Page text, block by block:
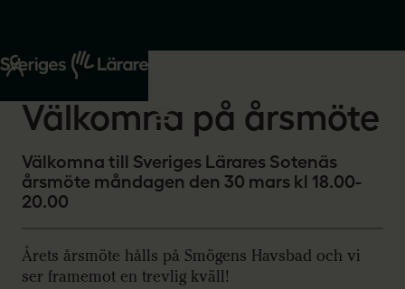
Start
Om oss
2026-02-25
Välkomna på årsmöte
Välkomna till Sveriges Lärares Sotenäs
årsmöte måndagen den 30 mars kl 18.00-
20.00
Årets årsmöte hålls på Smögens Havsbad och vi
ser framemot en trevlig kväll!